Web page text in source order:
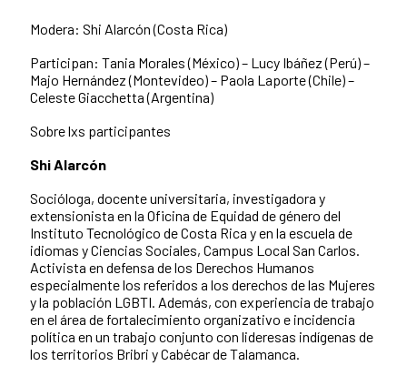
Modera: Shi Alarcón (Costa Rica)
Participan: Tania Morales (México) – Lucy Ibáñez (Perú) –
Majo Hernández (Montevideo) – Paola Laporte (Chile) –
Celeste Giacchetta (Argentina)
Sobre lxs participantes
Shi Alarcón
Socióloga, docente universitaria, investigadora y
extensionista en la Oficina de Equidad de género del
Instituto Tecnológico de Costa Rica y en la escuela de
idiomas y Ciencias Sociales, Campus Local San Carlos.
Activista en defensa de los Derechos Humanos
especialmente los referidos a los derechos de las Mujeres
y la población LGBTI. Además, con experiencia de trabajo
en el área de fortalecimiento organizativo e incidencia
política en un trabajo conjunto con lideresas indígenas de
los territorios Bribri y Cabécar de Talamanca.